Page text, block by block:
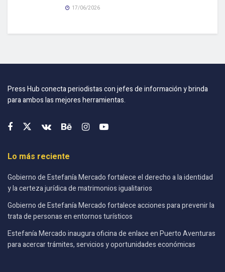
17/06/2026
Press Hub conecta periodistas con jefes de información y brinda
para ambos las mejores herramientas.
Lo más reciente
Gobierno de Estefanía Mercado fortalece el derecho a la identidad
y la certeza jurídica de matrimonios igualitarios
Gobierno de Estefanía Mercado fortalece acciones para prevenir la
trata de personas en entornos turísticos
Estefanía Mercado inaugura oficina de enlace en Puerto Aventuras
para acercar trámites, servicios y oportunidades económicas